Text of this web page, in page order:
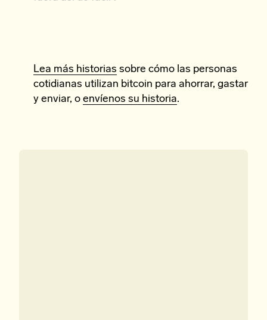
Lea más historias sobre cómo las personas
cotidianas utilizan bitcoin para ahorrar, gastar
y enviar, o envíenos su historia.